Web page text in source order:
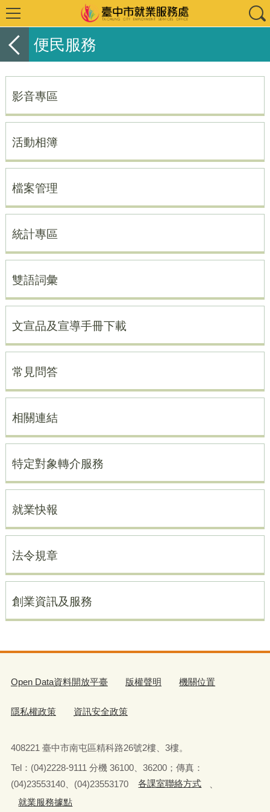
便民服務
影音專區
活動相簿
檔案管理
統計專區
雙語詞彙
文宣品及宣導手冊下載
常見問答
相關連結
特定對象轉介服務
就業快報
法令規章
創業資訊及服務
Open Data資料開放平臺 版權聲明 機關位置
隱私權政策 資訊安全政策
408221 臺中市南屯區精科路26號2樓、3樓。
Tel： (04)2228-9111 分機 36100、36200；傳真：
(04)23553140、(04)23553170
各課室聯絡方式
就業服務據點